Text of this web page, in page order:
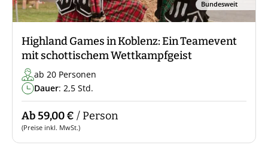
Bundesweit
Highland Games in Koblenz: Ein Teamevent
mit schottischem Wettkampfgeist
ab 20 Personen
Dauer: 2,5 Std.
Ab 59,00 € / Person
(Preise inkl. MwSt.)